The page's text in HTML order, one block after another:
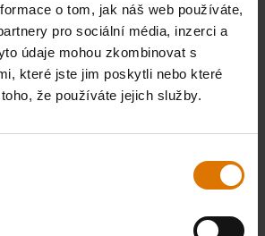
o tom, jak náš web používáte,
pro sociální média, inzerci a
údaje mohou zkombinovat s
které jste jim poskytli nebo které
že používáte jejich služby.